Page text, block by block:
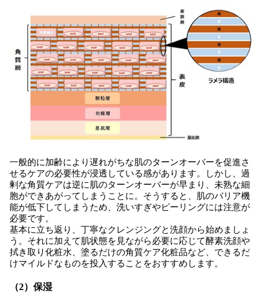
一般的に加齢により遅れがちな肌のターンオーバーを促進さ
せるケアの必要性が浸透している感があります。しかし、過
剰な角質ケアは逆に肌のターンオーバーが早まり、未熟な細
胞ができあがってしまうことに。そうすると、肌のバリア機
能が低下してしまうため、洗いすぎやピーリングには注意が
必要です。
基本に立ち返り、丁寧なクレンジングと洗顔から始めましょ
う。それに加えて肌状態を見ながら必要に応じて酵素洗顔や
拭き取り化粧水、塗るだけの角質ケア化粧品など、できるだ
けマイルドなものを投入することをおすすめします。
（2）保湿